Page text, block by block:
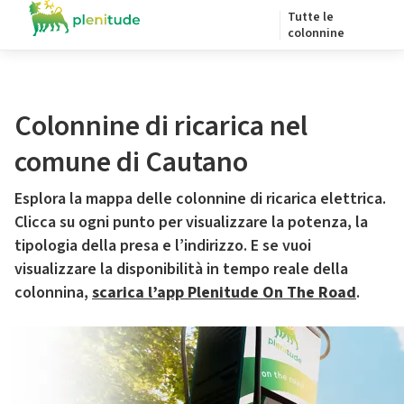
Tutte le
colonnine
Colonnine di ricarica nel
comune di Cautano
Esplora la mappa delle colonnine di ricarica elettrica.
Clicca su ogni punto per visualizzare la potenza, la
tipologia della presa e l’indirizzo. E se vuoi
visualizzare la disponibilità in tempo reale della
colonnina, scarica l’app Plenitude On The Road.